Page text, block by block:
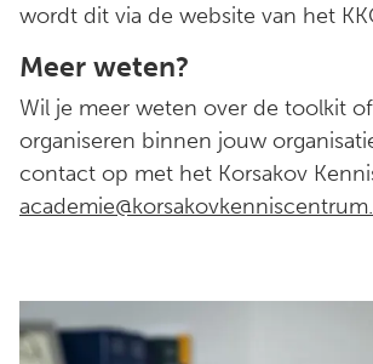
wordt dit via de website van het
Meer weten?
Wil je meer weten over de toolkit
organiseren binnen jouw
contact op met het Korsakov